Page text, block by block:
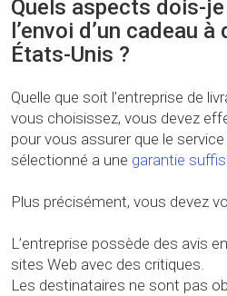
Quels aspects dois-
l’envoi d’un cadeau
États-Unis ?
Quelle que soit l’entreprise de
vous choisissez, vous devez
pour vous assurer que le
sélectionné a une garantie
Plus précisément, vous devez
L’entreprise possède des avis
sites Web avec des critiques.
Les destinataires ne sont pas